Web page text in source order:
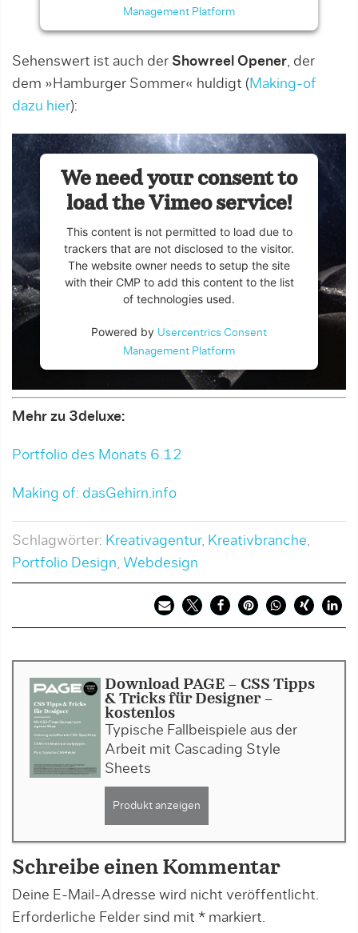
Management Platform
Sehenswert ist auch der Showreel Opener, der
dem »Hamburger Sommer« huldigt (Making-of
dazu hier):
We need your consent to
load the Vimeo service!
This content is not permitted to load due to
trackers that are not disclosed to the visitor.
The website owner needs to setup the site
with their CMP to add this content to the list
of technologies used.
Powered by Usercentrics Consent
Management Platform
Mehr zu 3deluxe:
Portfolio des Monats 6.12
Making of: dasGehirn.info
Schlagwörter: Kreativagentur, Kreativbranche,
Portfolio Design, Webdesign
Download PAGE - CSS Tipps
& Tricks für Designer -
kostenlos
Typische Fallbeispiele aus der
Arbeit mit Cascading Style
Sheets
Produkt anzeigen
Schreibe einen Kommentar
Deine E-Mail-Adresse wird nicht veröffentlicht.
Erforderliche Felder sind mit * markiert.